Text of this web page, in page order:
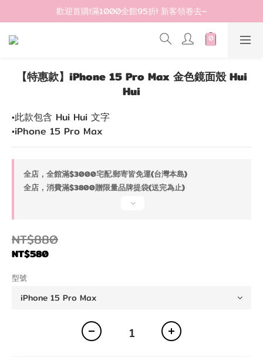
登入會員滿$1200超取免運 - 輸入折扣碼：DEAR20
歡迎首購!滿1000全館95折! 新客領卷去~
登入會員滿$1200超取免運 - 輸入折扣碼：DEAR20
【特惠款】iPhone 15 Pro Max 金色鏡面殼 Hui
Hui
•此款包含 Hui Hui 文字
•iPhone 15 Pro Max
全店，全館滿$3000宅配.郵寄皆免運(台灣本島)
全店，消費滿$3800贈限量品牌提袋(送完為止)
NT$880
NT$580
型號